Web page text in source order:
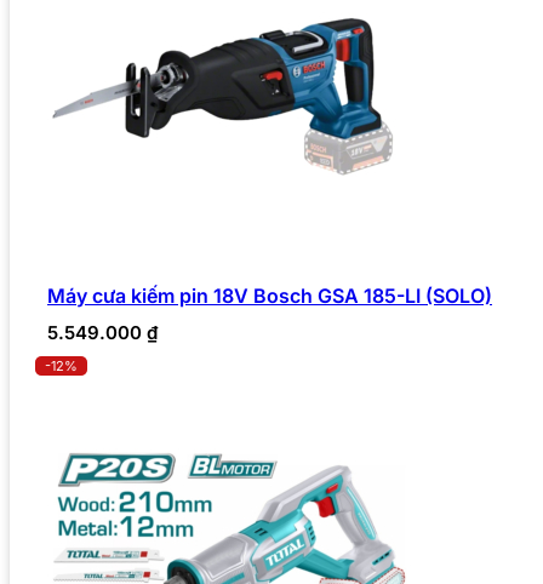
Máy cưa kiếm pin 18V Bosch GSA 185-LI (SOLO)
5.549.000 ₫
-12%